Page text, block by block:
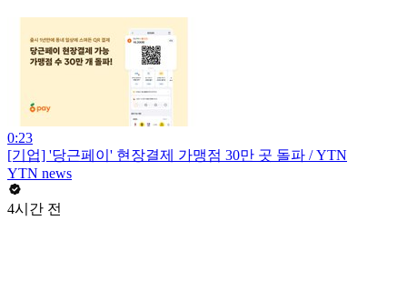
0:23
[기업] '당근페이' 현장결제 가맹점 30만 곳 돌파 / YTN
YTN news
4시간 전